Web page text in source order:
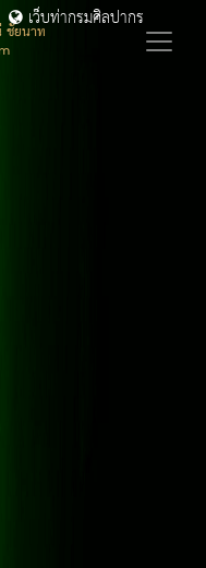
ยนาทเว็บท่ากรมศิลปากร